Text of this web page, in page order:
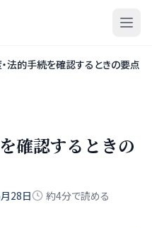
法的手続を確認するときの要点
確認するときの
28日 約4分で読める